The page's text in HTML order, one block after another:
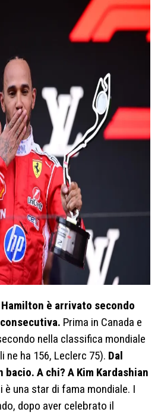
è arrivato secondo
Prima in Canada e
nella classifica mondiale
ne ha 156, Leclerc 75). Dal
bacio. A chi? A Kim Kardashian
è una star di fama mondiale. I
dopo aver celebrato il